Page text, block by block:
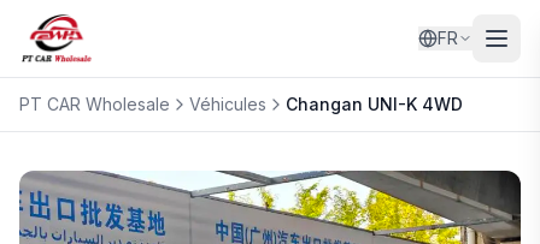
FR
PT CAR Wholesale Véhicules Changan UNI-K 4WD